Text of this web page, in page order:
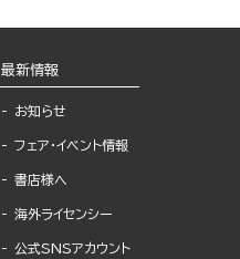
最新情報
お知らせ
フェア・イベント情報
書店様へ
海外ライセンシー
公式SNSアカウント